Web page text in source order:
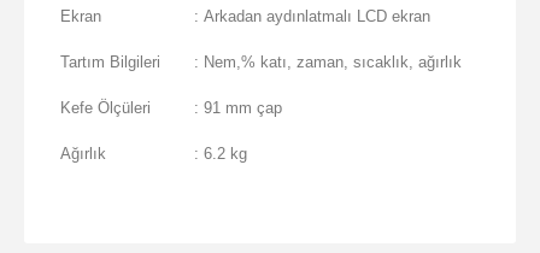
Ekran : Arkadan aydınlatmalı LCD ekran
Tartım Bilgileri : Nem,% katı, zaman, sıcaklık, ağırlık
Kefe Ölçüleri : 91 mm çap
Ağırlık : 6.2 kg